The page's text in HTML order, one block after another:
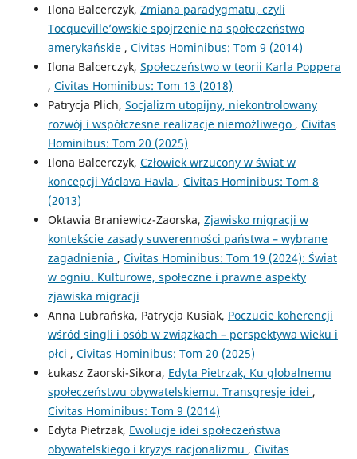
Ilona Balcerczyk, Zmiana paradygmatu, czyli
Tocqueville’owskie spojrzenie na społeczeństwo
amerykańskie , Civitas Hominibus: Tom 9 (2014)
Ilona Balcerczyk, Społeczeństwo w teorii Karla Poppera
, Civitas Hominibus: Tom 13 (2018)
Patrycja Plich, Socjalizm utopijny, niekontrolowany
rozwój i współczesne realizacje niemożliwego , Civitas
Hominibus: Tom 20 (2025)
Ilona Balcerczyk, Człowiek wrzucony w świat w
koncepcji Václava Havla , Civitas Hominibus: Tom 8
(2013)
Oktawia Braniewicz-Zaorska, Zjawisko migracji w
kontekście zasady suwerenności państwa – wybrane
zagadnienia , Civitas Hominibus: Tom 19 (2024): Świat
w ogniu. Kulturowe, społeczne i prawne aspekty
zjawiska migracji
Anna Lubrańska, Patrycja Kusiak, Poczucie koherencji
wśród singli i osób w związkach – perspektywa wieku i
płci , Civitas Hominibus: Tom 20 (2025)
Łukasz Zaorski-Sikora, Edyta Pietrzak, Ku globalnemu
społeczeństwu obywatelskiemu. Transgresje idei ,
Civitas Hominibus: Tom 9 (2014)
Edyta Pietrzak, Ewolucje idei społeczeństwa
obywatelskiego i kryzys racjonalizmu , Civitas